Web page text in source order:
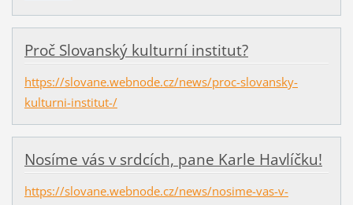
Proč Slovanský kulturní institut?
https://slovane.webnode.cz/news/proc-slovansky-
kulturni-institut-/
Nosíme vás v srdcích, pane Karle Havlíčku!
https://slovane.webnode.cz/news/nosime-vas-v-